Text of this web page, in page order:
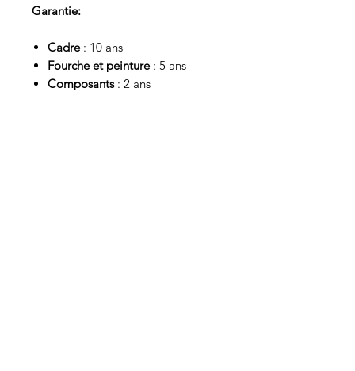
Garantie:
Cadre: 10 ans
Fourche et peinture: 5 ans
Composants: 2 ans